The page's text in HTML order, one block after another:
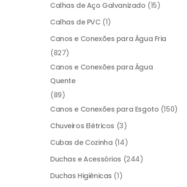
Calhas de Aço Galvanizado (15)
Calhas de PVC (1)
Canos e Conexões para Água Fria
(827)
Canos e Conexões para Água
Quente
(89)
Canos e Conexões para Esgoto (150)
Chuveiros Elétricos (3)
Cubas de Cozinha (14)
Duchas e Acessórios (244)
Duchas Higiênicas (1)